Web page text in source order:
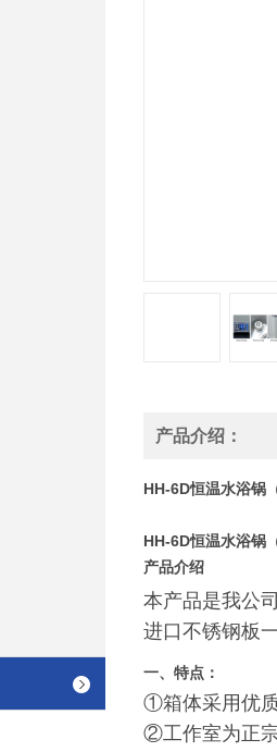
产品介绍：
HH-6D恒温水浴锅
HH-6D恒温水浴锅
产品介绍
本产品是我公
进口不锈钢板
一、 特点：
①箱体采用优
②工作室为正